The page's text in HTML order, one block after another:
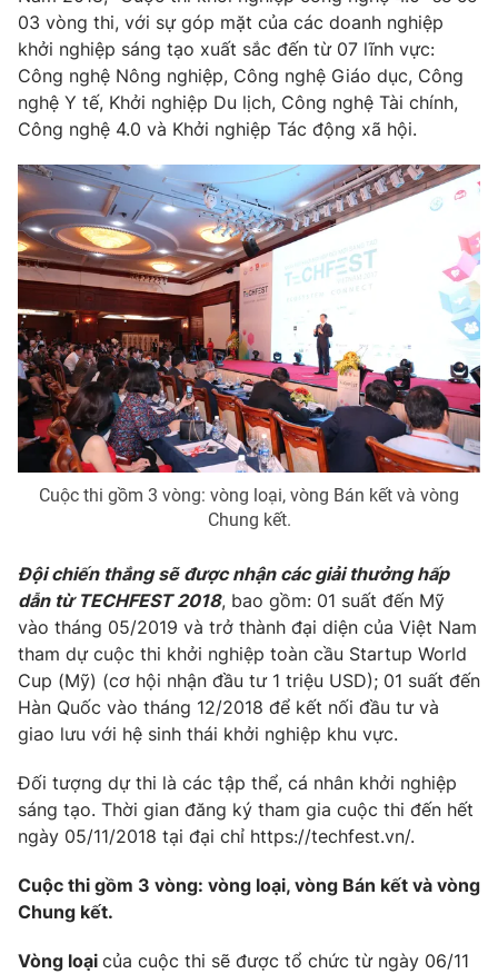
Emagazine Podcast
Photo Infographic
VTV Money VTV Thể thao
VTV Sức khoẻ Bất động sản
Thị trường 24h Tấm lòng Việt
VTV4 Vươn mình bằng AI
VTV9 VTV8
THỜI BÁO VTV
Theo dõi báo trên
Cơ quan chủ quản: Đài Truyền hình Việt Nam
Cơ quan báo chí:Thời báo VTV
Giấy phép hoạt động báo in và báo điện tử số 483/GP-BTTTT
Tổng Biên tập:
Vũ Thanh Thủy
Nguyễn Trọng Ninh
03 vòng thi, với sự góp mặt của các doanh nghiệp
khởi nghiệp sáng tạo xuất sắc đến từ 07 lĩnh vực:
Công nghệ Nông nghiệp, Công nghệ Giáo dục, Công
nghệ Y tế, Khởi nghiệp Du lịch, Công nghệ Tài chính,
Công nghệ 4.0 và Khởi nghiệp Tác động xã hội.
Cuộc thi gồm 3 vòng: vòng loại, vòng Bán kết và vòng
Chung kết.
Đội chiến thắng sẽ được nhận các giải thưởng hấp
dẫn từ TECHFEST 2018, bao gồm: 01 suất đến Mỹ
vào tháng 05/2019 và trở thành đại diện của Việt Nam
tham dự cuộc thi khởi nghiệp toàn cầu Startup World
Cup (Mỹ) (cơ hội nhận đầu tư 1 triệu USD); 01 suất đến
Hàn Quốc vào tháng 12/2018 để kết nối đầu tư và
giao lưu với hệ sinh thái khởi nghiệp khu vực.
Đối tượng dự thi là các tập thể, cá nhân khởi nghiệp
sáng tạo. Thời gian đăng ký tham gia cuộc thi đến hết
ngày 05/11/2018 tại đại chỉ https://techfest.vn/.
Cuộc thi gồm 3 vòng: vòng loại, vòng Bán kết và vòng
Chung kết.
Vòng loại của cuộc thi sẽ được tổ chức từ ngày 06/11